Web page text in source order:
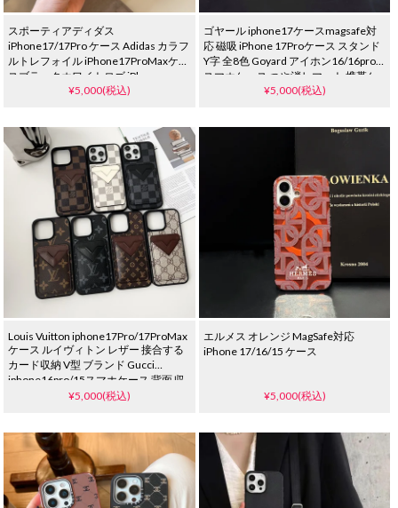
スポーティアディダス
iPhone17/17Pro ケース Adidas カラフ
ルトレフォイル iPhone17ProMaxケー
スブラックホワイトロゴ iPhone
16Pro/15ProMax ケース
¥5,000(税込)
ゴヤール iphone17ケースmagsafe対
応 磁吸 iPhone 17Proケース スタンド
Y字 全8色 Goyard アイホン16/16pro
スマホケース つや消しマット 携帯ケ
ース ins風 潮牌 iphone15/14/13 proケ
¥5,000(税込)
Louis Vuitton iphone17Pro/17ProMax
ケース ルイヴィトン レザー 接合する
カード収納 V型 ブランド Gucci
iphone16pro/15スマホケース 背面 収
納 全面保護 ルイヴィトン galaxy
¥5,000(税込)
エルメス オレンジ MagSafe対応
iPhone 17/16/15 ケース
¥5,000(税込)